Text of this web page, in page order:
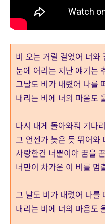
비 오는 거릴 걸었어 너와
눈에 어리는 지난 얘기는
그날도 비가 내렸어 나를
내리는 비에 너의 마음도
다시 내게 돌아와줘 기다
그 언젠가 늦은 듯 뛰어와
사랑한건 너뿐이야 꿈을
너만이 차가운 이 비를 멈
그 날도 비가 내렸어 나를
내리는 비에 너의 마음도